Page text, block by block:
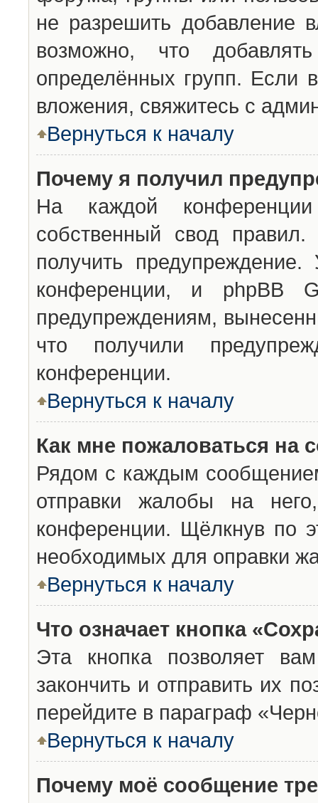
не разрешить добавление
возможно, что
определённых групп. Если
вложения, свяжитесь с
Вернуться к началу
Почему я получил
На каждой конференции
собственный свод
получить
конференции, и phpBB
предупреждениям,
что получили
конференции.
Вернуться к началу
Как мне пожаловаться на
Рядом с каждым
отправки жалобы на
конференции. Щёлкнув по
необходимых для оправки
Вернуться к началу
Что означает кнопка
Эта кнопка позволяет
закончить и отправить их
перейдите в параграф
Вернуться к началу
Почему моё сообщение